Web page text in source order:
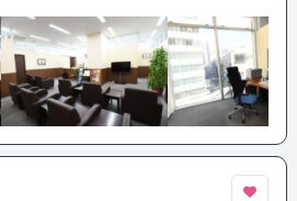
連するサービスも提供しています。
希望に合わせた治療プランを提案し、安全と満足度